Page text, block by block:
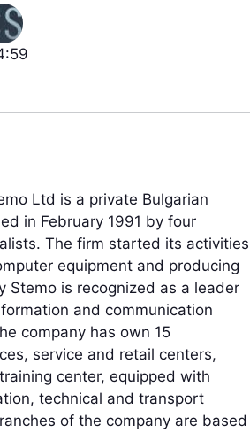
Ltd is a private Bulgarian
in February 1991 by four
The firm started its activities
equipment and producing
Stemo is recognized as a leader
and communication
company has own 15
service and retail centers,
center, equipped with
technical and transport
of the company are based